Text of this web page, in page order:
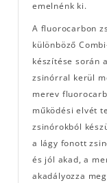
emelnénk ki.
A fluorocarbon
különböző
készítése során
zsinórral kerül
merev
működési elvét
zsinórokból
a lágy fonott
és jól akad, a
akadályozza